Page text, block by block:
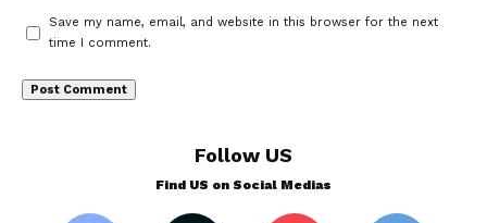
Save my name, email, and website in this browser for the next
time I comment.
Follow US
Find US on Social Medias